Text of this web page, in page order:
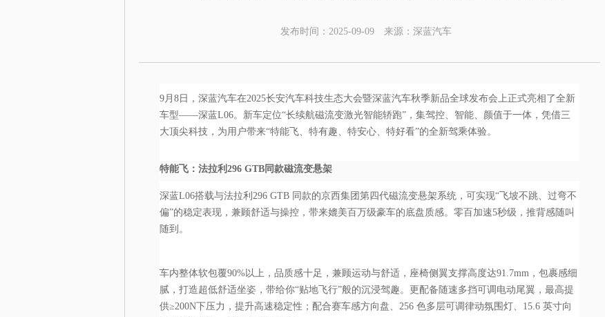
发布时间： 2025-09-09 来源： 深蓝汽车
9月8日，深蓝汽车在2025长安汽车科技生态大会暨深蓝汽车秋季新品全球发布会上正式亮相了全新
车型——深蓝L06。新车定位“长续航磁流变激光智能轿跑”，集驾控、智能、颜值于一体，凭借三
大顶尖科技，为用户带来“特能飞、特有趣、特安心、特好看”的全新驾乘体验。
特能飞：法拉利296 GTB同款磁流变悬架
深蓝L06搭载与法拉利296 GTB 同款的京西集团第四代磁流变悬架系统，可实现“飞坡不跳、过弯不
偏”的稳定表现，兼顾舒适与操控，带来媲美百万级豪车的底盘质感。零百加速5秒级，推背感随叫
随到。
车内整体软包覆90%以上，品质感十足，兼顾运动与舒适，座椅侧翼支撑高度达91.7mm，包裹感细
腻，打造超低舒适坐姿，带给你“贴地飞行”般的沉浸驾趣。更配备随速多挡可调电动尾翼，最高提
供≥200N下压力，提升高速稳定性；配合赛车感方向盘、256 色多层可调律动氛围灯、15.6 英寸向